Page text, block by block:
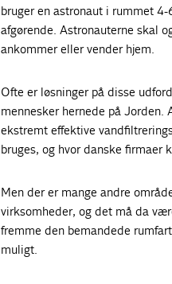
bruger en astronaut i rummet
afgørende. Astronauterne skal
ankommer eller vender hjem.
Ofte er løsninger på disse
mennesker hernede på Jorden.
ekstremt effektive
bruges, og hvor danske firmaer
Men der er mange andre
virksomheder, og det må da
fremme den bemandede
muligt.